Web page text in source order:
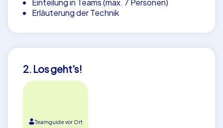
Einteilung in Teams (max. 7 Personen)
Erläuterung der Technik
2. Los geht's!
Teamguide vor Ort